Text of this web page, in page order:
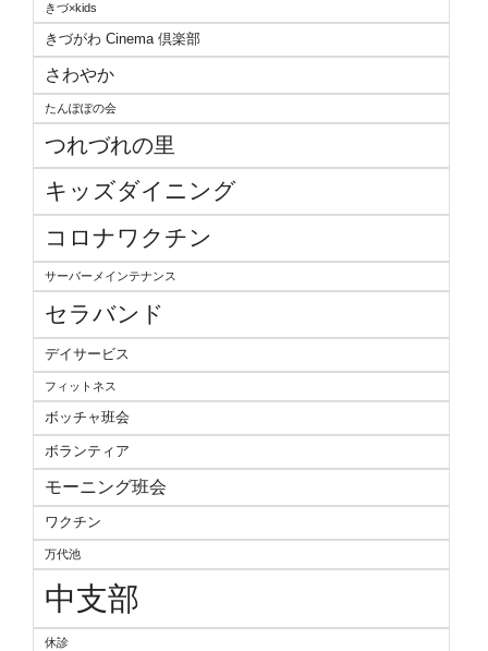
きづ×kids
きづがわ Cinema 倶楽部
さわやか
たんぽぽの会
つれづれの里
キッズダイニング
コロナワクチン
サーバーメインテナンス
セラバンド
デイサービス
フィットネス
ボッチャ班会
ボランティア
モーニング班会
ワクチン
万代池
中支部
休診